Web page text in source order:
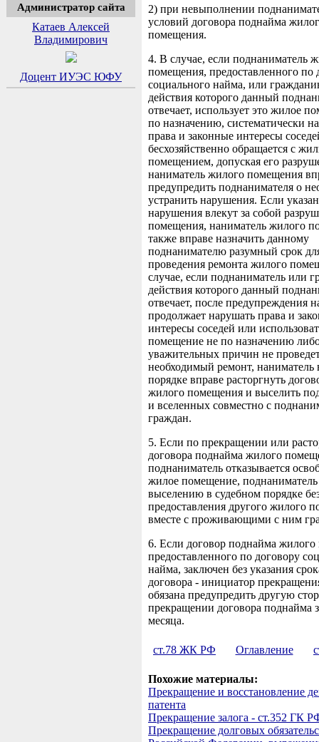
Администратор сайта
Катаев Алексей
Владимирович
Доцент ИУЭС ЮФУ
2) при невыполнении
условий договора поднайма
помещения.
4. В случае, если поднаниматель
помещения, предоставленного по
социального найма, или
действия которого данный
отвечает, использует это жилое
по назначению, систематически
права и законные интересы
бесхозяйственно обращается с
помещением, допуская его
наниматель жилого помещения
предупредить поднанимателя о
устранить нарушения. Если
нарушения влекут за собой
помещения, наниматель жилого
также вправе назначить данному
поднанимателю разумный срок
проведения ремонта жилого
случае, если поднаниматель или
действия которого данный
отвечает, после предупреждения
продолжает нарушать права и
интересы соседей или
помещение не по назначению
уважительных причин не
необходимый ремонт, наниматель
порядке вправе расторгнуть
жилого помещения и выселить
и вселенных совместно с
граждан.
5. Если по прекращении или
договора поднайма жилого
поднаниматель отказывается
жилое помещение,
выселению в судебном порядке
предоставления другого жилого
вместе с проживающими с ним
6. Если договор поднайма
предоставленного по договору
найма, заключен без указания
договора - инициатор
обязана предупредить другую
прекращении договора поднайма
месяца.
ст.78 ЖК РФ Оглавление
Похожие материалы:
Прекращение и восстановление
патента
Прекращение залога - ст.352 ГК
Прекращение долговых